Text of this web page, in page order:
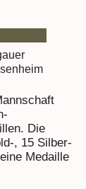
Die
, 15 Silber-
Medaille